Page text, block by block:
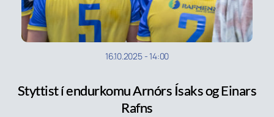
16.10.2025-14:00
Styttist í endurkomu Arnórs Ísaks og Einars
Rafns